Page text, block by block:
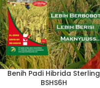
Benih Padi Hibrida Sterling
BSHS6H